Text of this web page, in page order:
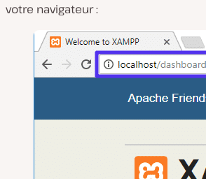
votre navigateur :